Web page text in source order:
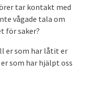
tar kontakt med
vågade tala om
för saker?
er som har låtit er
som har hjälpt oss